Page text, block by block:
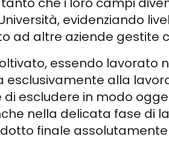
evidenziando
ad altre aziende gestite
essendo lavorato
esclusivamente alla
di escludere in modo
nella delicata fase di
finale assolutamente